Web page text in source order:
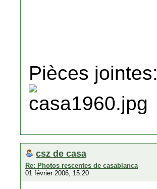
Pièces jointes:
csz de casa
Re: Photos rescentes de casablanca
01 février 2006, 15:20